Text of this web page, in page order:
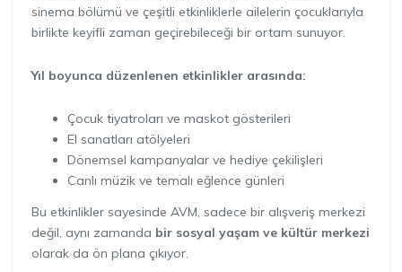
sinema bölümü ve çeşitli etkinliklerle ailelerin çocuklarıyla
birlikte keyifli zaman geçirebileceği bir ortam sunuyor.
Yıl boyunca düzenlenen etkinlikler arasında:
Çocuk tiyatroları ve maskot gösterileri
El sanatları atölyeleri
Dönemsel kampanyalar ve hediye çekilişleri
Canlı müzik ve temalı eğlence günleri
Bu etkinlikler sayesinde AVM, sadece bir alışveriş merkezi
değil, aynı zamanda bir sosyal yaşam ve kültür merkezi
olarak da ön plana çıkıyor.